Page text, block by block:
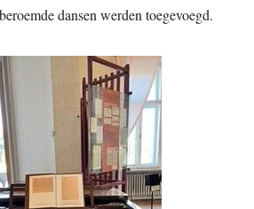
dansen werden toegevoegd.